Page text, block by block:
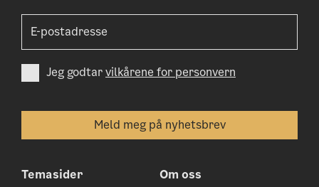
Jeg godtarvilkårene for personvern
Temasider
Om oss